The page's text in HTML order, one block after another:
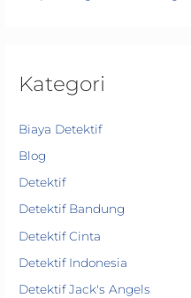
Kategori
Biaya Detektif
Blog
Detektif
Detektif Bandung
Detektif Cinta
Detektif Indonesia
Detektif Jack's Angels